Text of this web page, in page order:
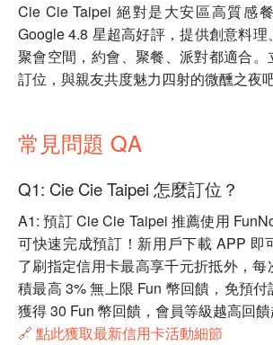
Cie Cie Taipei 絕對是大安區高質感
Google 4.8 星超高好評，提供創意料
聚會空間，約會、聚餐、派對都適合
訂位，與親友共度魅力四射的微醺之夜
常見問題 QA
Q1: Cie Cie Taipei 怎麼訂位？
A1: 預訂 Cie Cie Taipei 推薦使用
可快速完成預訂！新用戶下載 APP 即
了刷指定信用卡最高享千元折抵外，每
積最高 3% 無上限 Fun 幣回饋，免預
獲得 30 Fun 幣回饋，會員等級越高回饋
🔗 點此獲取最新信用卡活動細節